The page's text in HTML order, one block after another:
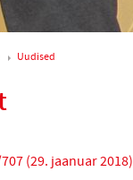
Uudised
(29. jaanuar 2018)